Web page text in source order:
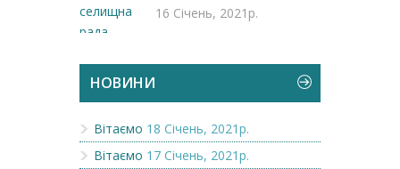
16 Січень, 2021р.
НОВИНИ
Вітаємо 18 Січень, 2021р.
Вітаємо 17 Січень, 2021р.